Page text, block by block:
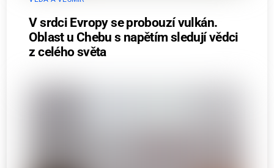
V srdci Evropy se probouzí vulkán.
Oblast u Chebu s napětím sledují vědci
z celého světa